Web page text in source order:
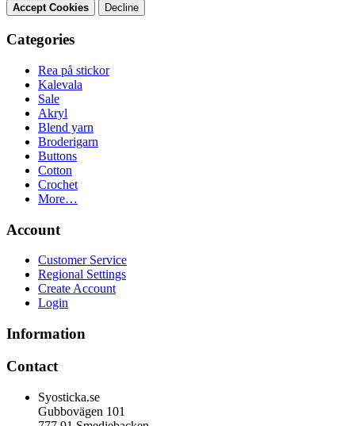
Accept Cookies Decline
Categories
Rea på stickor
Kalevala
Sale
Akryl
Blend yarn
Broderigarn
Buttons
Cotton
Crochet
More…
Account
Customer Service
Regional Settings
Create Account
Login
Information
Contact
Syosticka.se
Gubbovägen 101